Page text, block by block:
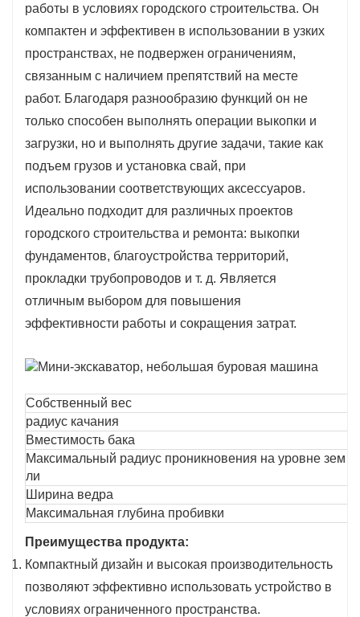
современные системы управления
обеспечивают точность и безопасность
выполнения операций.
5. Низкие затраты на обслуживание:
конструкция проста, компоненты
универсальны в использовании, их легко
проверять и обслуживать ежедневно; при
этом затраты на техническое обслуживание
компонентами, что обеспечивает
долговечность и надежность оборудования.
6. Энергосбережение и защита окружающей
среды: Благодаря оснащению
высокопроизводительным двигателем
выбросов снижаются; данная модель
соответствует современным экологическим
стандартам и подходит для использования в
условиях, требующих строгого соблюдения
экологических норм.
7. Удобство транспортировки: Благодаря
своим компактным размерам и небольшому
весу конструкция сарая может быть
разобрана, что облегчает её перевозку.
работы в условиях городского строительства. Он
компактен и эффективен в использовании в узких
пространствах, не подвержен ограничениям,
связанным с наличием препятствий на месте
работ. Благодаря разнообразию функций он не
только способен выполнять операции выкопки и
загрузки, но и выполнять другие задачи, такие как
подъем грузов и установка свай, при
использовании соответствующих аксессуаров.
Идеально подходит для различных проектов
городского строительства и ремонта: выкопки
фундаментов, благоустройства территорий,
прокладки трубопроводов и т. д. Является
отличным выбором для повышения
эффективности работы и сокращения затрат.
Собственный вес
радиус качания
Вместимость бака
Максимальный радиус проникновения на уровне зем
ли
Ширина ведра
Максимальная глубина пробивки
Преимущества продукта:
Компактный дизайн и высокая производительность
позволяют эффективно использовать устройство в
условиях ограниченного пространства.